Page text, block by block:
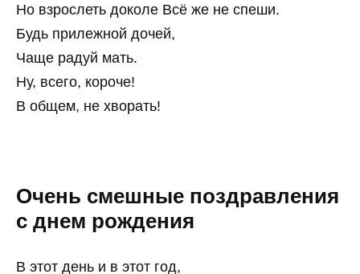
Но взрослеть доколе Всё же не спеши.
Будь прилежной дочей,
Чаще радуй мать.
Ну, всего, короче!
В общем, не хворать!
Очень смешные поздравления
с днем рождения
В этот день и в этот год,